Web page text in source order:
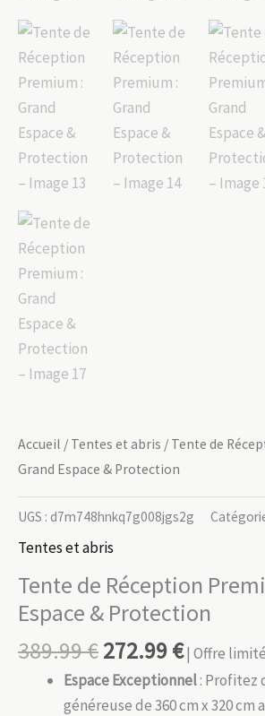
Accueil / Tentes et abris / Tente de
Grand Espace & Protection
UGS : d7m748hnkq7g008jgs2g
Tentes et abris
Tente de Réception
Espace & Protection
389.99€272.99€| Offre
Espace Exceptionnel: Profitez
généreuse de 360 cm x 320 cm